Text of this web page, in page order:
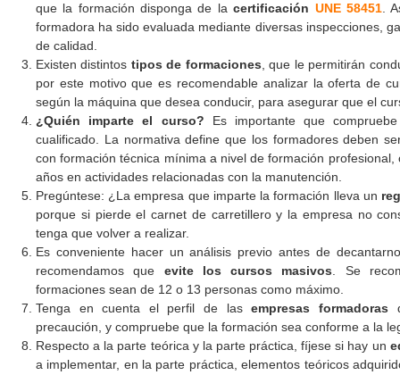
que la formación disponga de lacertificación UNE 58451.
formadora ha sido evaluada mediante diversas inspecciones,
de calidad.
Existen distintos tipos de formaciones , que le permitirán
por este motivo que es recomendable analizar la oferta de
según la máquina que desea conducir, para asegurar que el
¿Quién imparte el curso? Es importante que
cualificado. La normativa define que los formadores deben
con formación técnica mínima a nivel de formación
años en actividades relacionadas con la manutención.
Pregúntese: ¿La empresa que imparte la formación lleva un
porque si pierde el carnet de carretillero y la empresa no
tenga que volver a realizar.
Es conveniente hacer un análisis previo antes de
recomendamos que evite los cursos masivos . Se
formaciones sean de 12 o 13 personas como máximo.
Tenga en cuenta el perfil de lasempresas formadoras
precaución, y compruebe que la formación sea conforme a la
Respecto a la parte teórica y la parte práctica, fíjese si hay un
a implementar, en la parte práctica, elementos teóricos